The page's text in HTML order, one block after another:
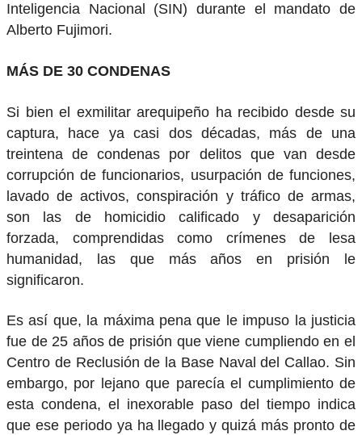
Inteligencia Nacional (SIN) durante el mandato de
Alberto Fujimori.
MÁS DE 30 CONDENAS
Si bien el exmilitar arequipeño ha recibido desde su
captura, hace ya casi dos décadas, más de una
treintena de condenas por delitos que van desde
corrupción de funcionarios, usurpación de funciones,
lavado de activos, conspiración y tráfico de armas,
son las de homicidio calificado y desaparición
forzada, comprendidas como crímenes de lesa
humanidad, las que más años en prisión le
significaron.
Es así que, la máxima pena que le impuso la justicia
fue de 25 años de prisión que viene cumpliendo en el
Centro de Reclusión de la Base Naval del Callao. Sin
embargo, por lejano que parecía el cumplimiento de
esta condena, el inexorable paso del tiempo indica
que ese periodo ya ha llegado y quizá más pronto de